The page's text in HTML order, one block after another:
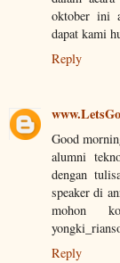
oktober ini
dapat kami
Reply
Good
alumni
dengan
speaker di
mohon
Reply